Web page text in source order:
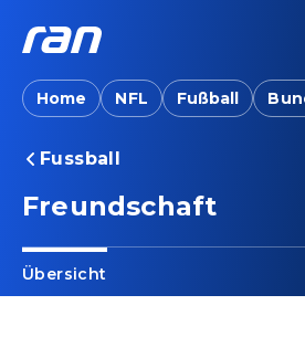
Home NFL Fußball
Fussball
Freundschaft
Übersicht